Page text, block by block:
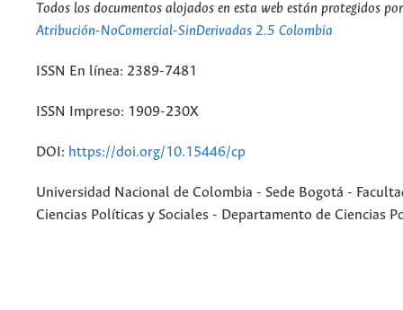
Todos los documentos alojados en esta web están protegidos
Atribución-NoComercial-SinDerivadas 2.5 Colombia
ISSN En línea: 2389-7481
ISSN Impreso: 1909-230X
DOI: https://doi.org/10.15446/cp
Universidad Nacional de Colombia - Sede Bogotá -
Ciencias Políticas y Sociales - Departamento de Ciencias